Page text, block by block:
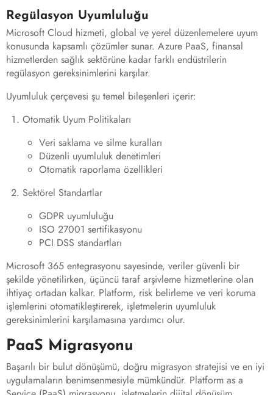
Regülasyon Uyumluluğu
Microsoft Cloud hizmeti, global ve yerel düzenlemelere uyum
konusunda kapsamlı çözümler sunar. Azure PaaS, finansal
hizmetlerden sağlık sektörüne kadar farklı endüstrilerin
regülasyon gereksinimlerini karşılar.
Uyumluluk çerçevesi şu temel bileşenleri içerir:
Otomatik Uyum Politikaları
Veri saklama ve silme kuralları
Düzenli uyumluluk denetimleri
Otomatik raporlama özellikleri
Sektörel Standartlar
GDPR uyumluluğu
ISO 27001 sertifikasyonu
PCI DSS standartları
Microsoft 365 entegrasyonu sayesinde, veriler güvenli bir
şekilde yönetilirken, üçüncü taraf arşivleme hizmetlerine olan
ihtiyaç ortadan kalkar. Platform, risk belirleme ve veri koruma
işlemlerini otomatikleştirerek, işletmelerin uyumluluk
gereksinimlerini karşılamasına yardımcı olur.
PaaS Migrasyonu
Başarılı bir bulut dönüşümü, doğru migrasyon stratejisi ve en iyi
uygulamaların benimsenmesiyle mümkündür. Platform as a